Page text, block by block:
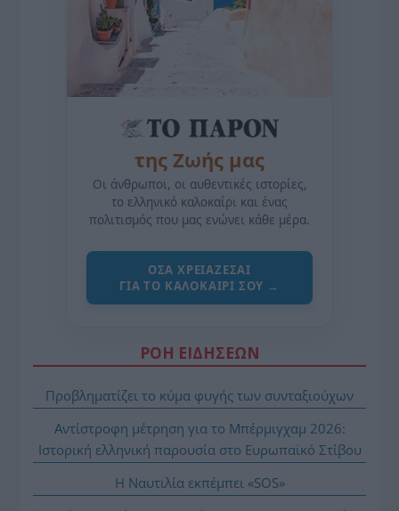
της Ζωής μας
Οι άνθρωποι, οι αυθεντικές ιστορίες,
το ελληνικό καλοκαίρι και ένας
πολιτισμός που μας ενώνει κάθε μέρα.
ΌΣΑ ΧΡΕΙΆΖΕΣΑΙ
ΓΙΑ ΤΟ ΚΑΛΟΚΑΊΡΙ ΣΟΥ →
ΡΟΗ ΕΙΔΗΣΕΩΝ
Προβληματίζει το κύμα φυγής των συνταξιούχων
Αντίστροφη μέτρηση για το Μπέρμιγχαμ 2026:
Ιστορική ελληνική παρουσία στο Ευρωπαϊκό Στίβου
Η Ναυτιλία εκπέμπει «SOS»